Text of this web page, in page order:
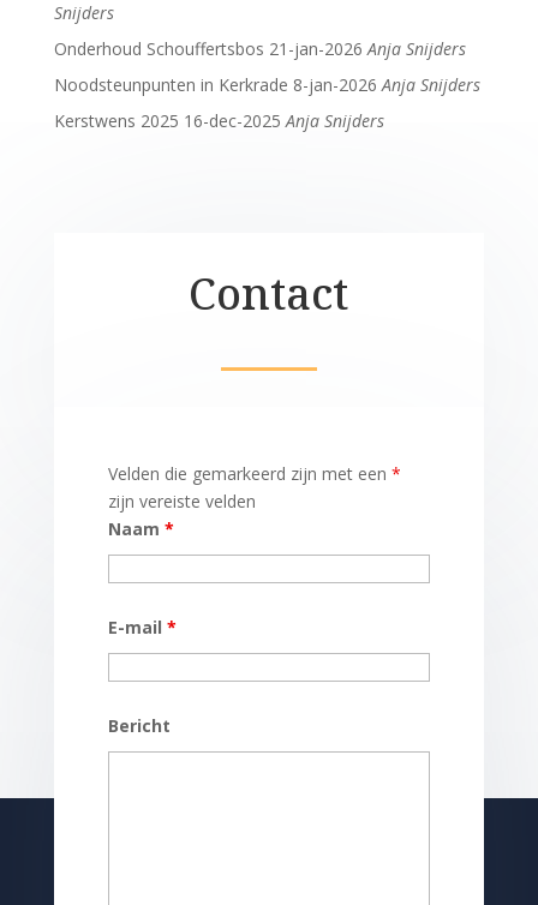
Snijders
Onderhoud Schouffertsbos 21-jan-2026 Anja Snijders
Noodsteunpunten in Kerkrade 8-jan-2026 Anja Snijders
Kerstwens 2025 16-dec-2025 Anja Snijders
Contact
Velden die gemarkeerd zijn met een *
zijn vereiste velden
Naam *
E-mail *
Bericht